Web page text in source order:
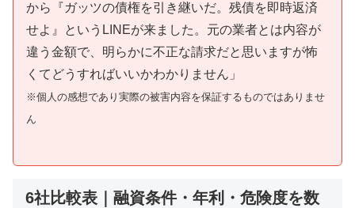
から『ガッツの債権を引き継いだ。残債を即時返済
せよ』というLINEが来ました。元の業者とは内容が
違う金額で、明らかに不正な請求だと思いますが怖
くてどうすればいいかわかりません」
※個人の感想であり実際の被害内容を保証するものではありませ
ん
6社比較表｜融資条件・年利・危険度を数